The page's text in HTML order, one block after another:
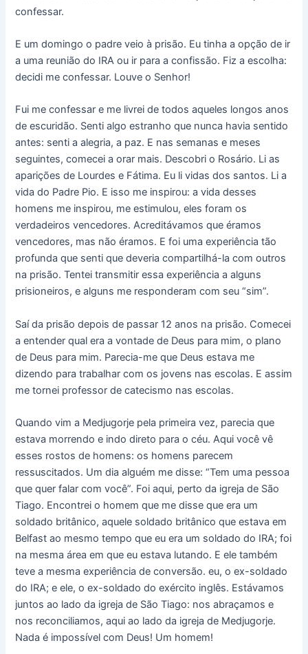
confessar.
E um domingo o padre veio à prisão. Eu tinha a opção de ir
a uma reunião do IRA ou ir para a confissão. Fiz a escolha:
decidi me confessar. Louve o Senhor!
Fui me confessar e me livrei de todos aqueles longos anos
de escuridão. Senti algo estranho que nunca havia sentido
antes: senti a alegria, a paz. E nas semanas e meses
seguintes, comecei a orar mais. Descobri o Rosário. Li as
aparições de Lourdes e Fátima. Eu li vidas dos santos. Li a
vida do Padre Pio. E isso me inspirou: a vida desses
homens me inspirou, me estimulou, eles foram os
verdadeiros vencedores. Acreditávamos que éramos
vencedores, mas não éramos. E foi uma experiência tão
profunda que senti que deveria compartilhá-la com outros
na prisão. Tentei transmitir essa experiência a alguns
prisioneiros, e alguns me responderam com seu “sim”.
Saí da prisão depois de passar 12 anos na prisão. Comecei
a entender qual era a vontade de Deus para mim, o plano
de Deus para mim. Parecia-me que Deus estava me
dizendo para trabalhar com os jovens nas escolas. E assim
me tornei professor de catecismo nas escolas.
Quando vim a Medjugorje pela primeira vez, parecia que
estava morrendo e indo direto para o céu. Aqui você vê
esses rostos de homens: os homens parecem
ressuscitados. Um dia alguém me disse: “Tem uma pessoa
que quer falar com você”. Foi aqui, perto da igreja de São
Tiago. Encontrei o homem que me disse que era um
soldado britânico, aquele soldado britânico que estava em
Belfast ao mesmo tempo que eu era um soldado do IRA; foi
na mesma área em que eu estava lutando. E ele também
teve a mesma experiência de conversão. eu, o ex-soldado
do IRA; e ele, o ex-soldado do exército inglês. Estávamos
juntos ao lado da igreja de São Tiago: nos abraçamos e
nos reconciliamos, aqui ao lado da igreja de Medjugorje.
Nada é impossível com Deus! Um homem!